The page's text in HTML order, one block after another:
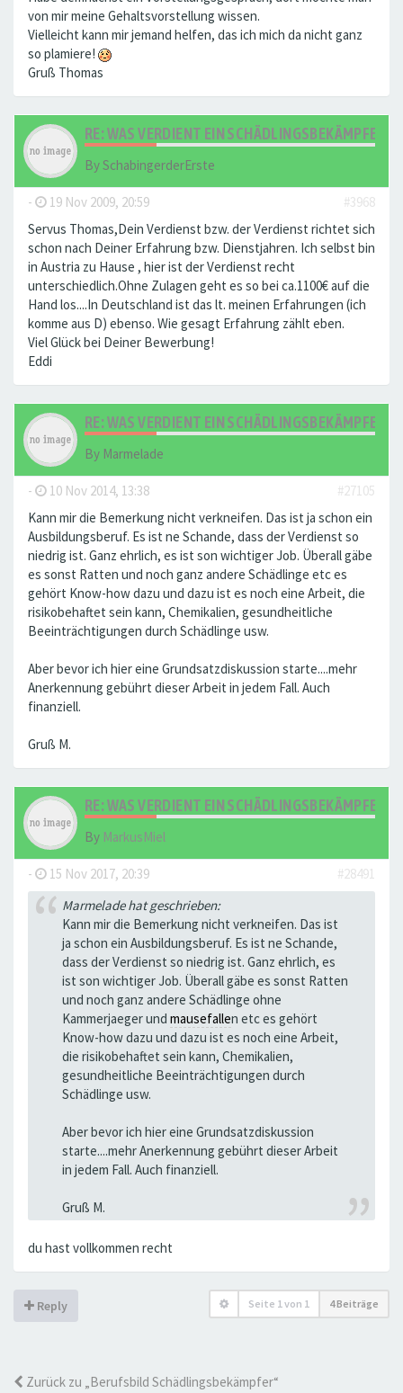
von mir meine Gehaltsvorstellung wissen.
Vielleicht kann mir jemand helfen, das ich mich da nicht ganz
so plamiere!
Gruß Thomas
RE: WAS VERDIENT EIN SCHÄDLINGSBEKÄMPFER?
BySchabingerderErste
- 19 Nov 2009, 20:59
#3968
Servus Thomas,Dein Verdienst bzw. der Verdienst richtet sich
schon nach Deiner Erfahrung bzw. Dienstjahren. Ich selbst bin
in Austria zu Hause , hier ist der Verdienst recht
unterschiedlich.Ohne Zulagen geht es so bei ca.1100€ auf die
Hand los....In Deutschland ist das lt. meinen Erfahrungen (ich
komme aus D) ebenso. Wie gesagt Erfahrung zählt eben.
Viel Glück bei Deiner Bewerbung!
Eddi
RE: WAS VERDIENT EIN SCHÄDLINGSBEKÄMPFER?
By Marmelade
- 10 Nov 2014, 13:38
#27105
Kann mir die Bemerkung nicht verkneifen. Das ist ja schon ein
Ausbildungsberuf. Es ist ne Schande, dass der Verdienst so
niedrig ist. Ganz ehrlich, es ist son wichtiger Job. Überall gäbe
es sonst Ratten und noch ganz andere Schädlinge etc es
gehört Know-how dazu und dazu ist es noch eine Arbeit, die
risikobehaftet sein kann, Chemikalien, gesundheitliche
Beeinträchtigungen durch Schädlinge usw.
Aber bevor ich hier eine Grundsatzdiskussion starte....mehr
Anerkennung gebührt dieser Arbeit in jedem Fall. Auch
finanziell.
Gruß M.
RE: WAS VERDIENT EIN SCHÄDLINGSBEKÄMPFER?
By MarkusMiel
- 15 Nov 2017, 20:39
#28491
Marmelade hat geschrieben:
Kann mir die Bemerkung nicht verkneifen. Das ist
ja schon ein Ausbildungsberuf. Es ist ne Schande,
dass der Verdienst so niedrig ist. Ganz ehrlich, es
ist son wichtiger Job. Überall gäbe es sonst Ratten
und noch ganz andere Schädlinge ohne
Kammerjaeger und mausefallen etc es gehört
Know-how dazu und dazu ist es noch eine Arbeit,
die risikobehaftet sein kann, Chemikalien,
gesundheitliche Beeinträchtigungen durch
Schädlinge usw.
Aber bevor ich hier eine Grundsatzdiskussion
starte....mehr Anerkennung gebührt dieser Arbeit
in jedem Fall. Auch finanziell.
Gruß M.
du hast vollkommen recht
Reply Seite 1von 1 4 Beiträge
Zurück zu „Berufsbild Schädlingsbekämpfer“